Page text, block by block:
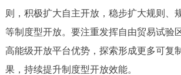
则，积极扩大自主开放，稳步扩大规则、
等制度型开放。要注重发挥自由贸易试验
高能级开放平台优势，探索形成更多可复
果，持续提升制度型开放效能。